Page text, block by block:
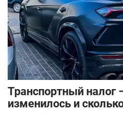
Транспортный налог
изменилось и